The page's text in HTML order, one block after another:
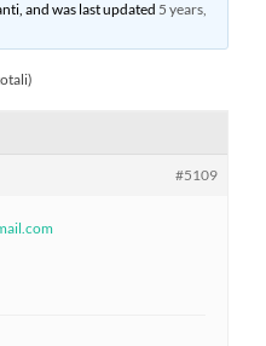
and was last updated 5 years,
#5109